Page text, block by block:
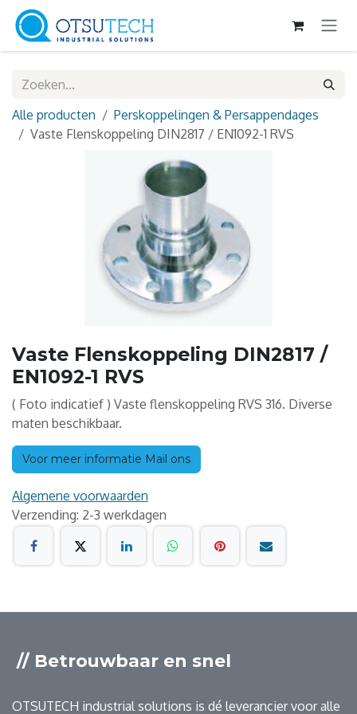
Overslaan naar inhoud
Alle producten
Perskoppelingen & Persappendages
Vaste Flenskoppeling DIN2817 / EN1092-1 RVS
Vaste Flenskoppeling DIN2817 /
EN1092-1 RVS
( Foto indicatief ) Vaste flenskoppeling RVS 316. Diverse
maten beschikbaar.
Voor meer informatie Mail ons
Algemene voorwaarden
Verzending: 2-3 werkdagen
// Betrouwbaar en snel
OTSUTECH industrial solutions is dé leverancier voor alle